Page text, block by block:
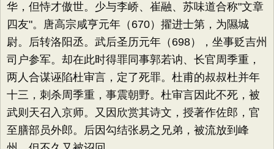
华，但恃才傲世。少与李峤、崔融、苏味道合称"文章
四友"。唐高宗咸亨元年（670）擢进士第，为隰城
尉。后转洛阳丞。武后圣历元年（698），坐事贬吉州
司户参军。却在此时得罪同事郭若讷、长官周季重，
两人合谋诬陷杜审言，定了死罪。杜甫的叔叔杜并年
十三，刺杀周季重，事震朝野。杜审言因此不死，被
武则天召入京师。又因欣赏其诗文，授著作佐郎，官
至膳部员外郎。后因勾结张易之兄弟，被流放到峰